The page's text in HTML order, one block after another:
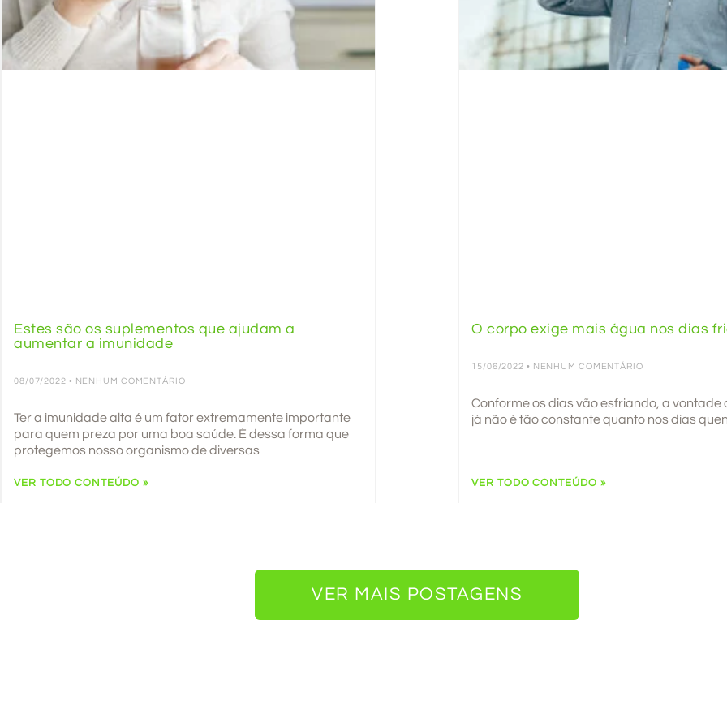
Estes são os suplementos que ajudam a
aumentar a imunidade
08/07/2022 NENHUM COMENTÁRIO
Ter a imunidade alta é um fator extremamente importante
para quem preza por uma boa saúde. É dessa forma que
protegemos nosso organismo de diversas
VER TODO CONTEÚDO »
O corpo exige mais água nos dias
15/06/2022 NENHUM COMENTÁRIO
Conforme os dias vão esfriando, a vontade
já não é tão constante quanto nos dias
VER TODO CONTEÚDO »
VER MAIS POSTAGENS